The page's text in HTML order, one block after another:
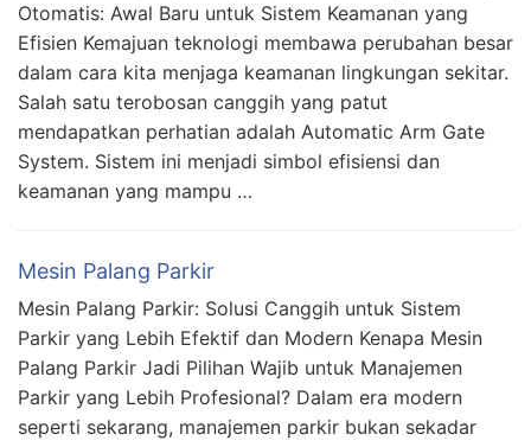
Otomatis: Awal Baru untuk Sistem Keamanan yang
Efisien Kemajuan teknologi membawa perubahan besar
dalam cara kita menjaga keamanan lingkungan sekitar.
Salah satu terobosan canggih yang patut
mendapatkan perhatian adalah Automatic Arm Gate
System. Sistem ini menjadi simbol efisiensi dan
keamanan yang mampu …
Mesin Palang Parkir
Mesin Palang Parkir: Solusi Canggih untuk Sistem
Parkir yang Lebih Efektif dan Modern Kenapa Mesin
Palang Parkir Jadi Pilihan Wajib untuk Manajemen
Parkir yang Lebih Profesional? Dalam era modern
seperti sekarang, manajemen parkir bukan sekadar